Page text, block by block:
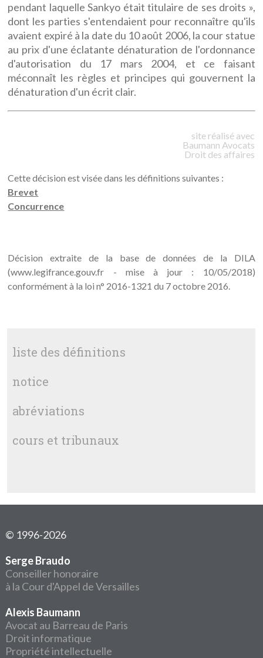
pendant laquelle Sankyo était titulaire de ses droits »,
dont les parties s'entendaient pour reconnaître qu'ils
avaient expiré à la date du 10 août 2006, la cour statue
au prix d'une éclatante dénaturation de l'ordonnance
d'autorisation du 17 mars 2004, et ce faisant
méconnaît les règles et principes qui gouvernent la
dénaturation d'un écrit clair.
site réalisé avec
Baumann Avocats
Droit des affaires
Cette décision est visée dans les définitions suivantes :
Brevet
Concurrence
Décision extraite de la base de données de la DILA
(www.legifrance.gouv.fr - mise à jour : 10/05/2018)
conformément à la loi n° 2016-1321 du 7 octobre 2016.
liste des définitions
notice
abréviations
cours et tribunaux
© 1996-2026
Serge Braudo
Conseiller honoraire
à la Cour d'Appel de Versailles
Alexis Baumann
Avocat au Barreau de Paris
Droit informatique
Propriété intellectuelle